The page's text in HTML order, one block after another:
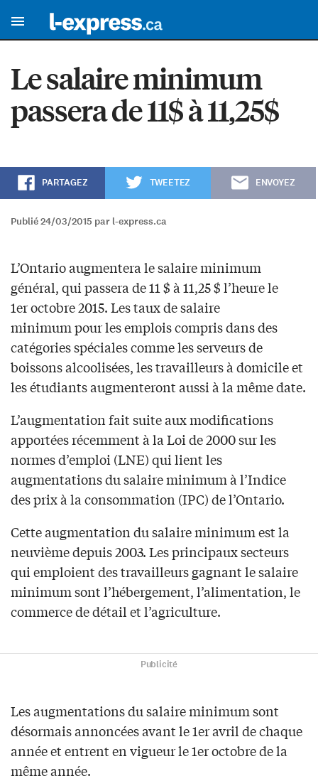
Le salaire minimum
passera de 11$ à 11,25$
PARTAGEZ TWEETEZ ENVOYEZ
Publié 24/03/2015 par l-express.ca
L’Ontario augmentera le salaire minimum
général, qui passera de 11 $ à 11,25 $ l’heure le
1er octobre 2015. Les taux de salaire
minimum pour les emplois compris dans des
catégories spéciales comme les serveurs de
boissons alcoolisées, les travailleurs à domicile et
les étudiants augmenteront aussi à la même date.
L’augmentation fait suite aux modifications
apportées récemment à la Loi de 2000 sur les
normes d’emploi (LNE) qui lient les
augmentations du salaire minimum à l’Indice
des prix à la consommation (IPC) de l’Ontario.
Cette augmentation du salaire minimum est la
neuvième depuis 2003. Les principaux secteurs
qui emploient des travailleurs gagnant le salaire
minimum sont l’hébergement, l’alimentation, le
commerce de détail et l’agriculture.
Publicité
Les augmentations du salaire minimum sont
désormais annoncées avant le 1er avril de chaque
année et entrent en vigueur le 1er octobre de la
même année.